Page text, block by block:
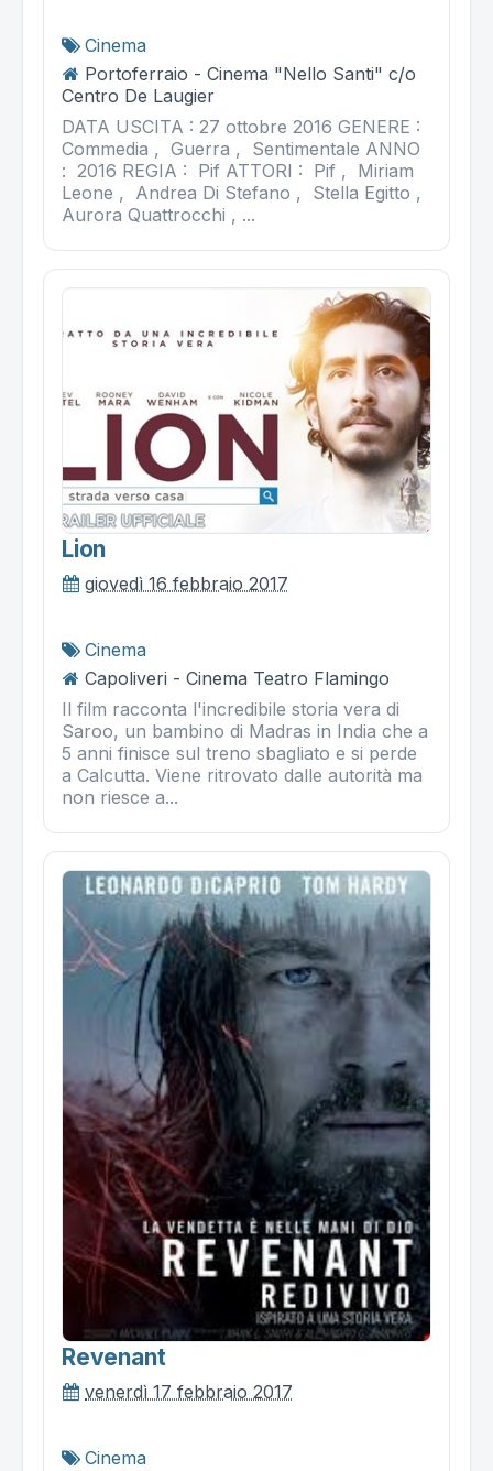
Cinema
Portoferraio - Cinema "Nello Santi" c/o
Centro De Laugier
DATA USCITA : 27 ottobre 2016 GENERE :
Commedia , Guerra , Sentimentale ANNO
: 2016 REGIA : Pif ATTORI : Pif , Miriam
Leone , Andrea Di Stefano , Stella Egitto ,
Aurora Quattrocchi , ...
Lion
giovedì 16 febbraio 2017
Cinema
Capoliveri - Cinema Teatro Flamingo
Il film racconta l'incredibile storia vera di
Saroo, un bambino di Madras in India che a
5 anni finisce sul treno sbagliato e si perde
a Calcutta. Viene ritrovato dalle autorità ma
non riesce a...
Revenant
venerdì 17 febbraio 2017
Cinema